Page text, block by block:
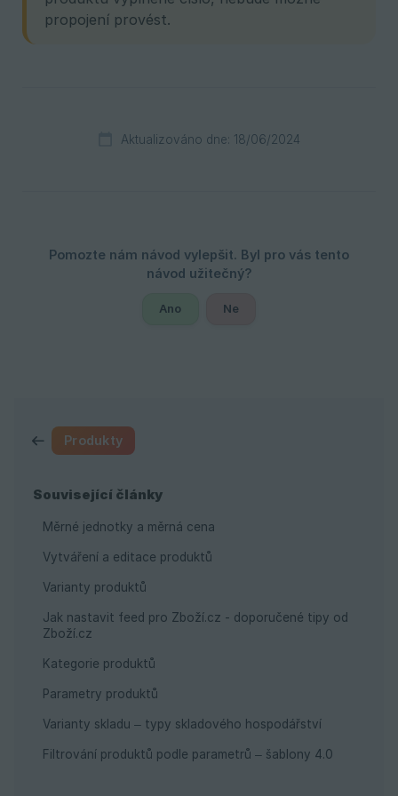
Produkty
Související články
Měrné jednotky a měrná cena
Vytváření a editace produktů
Varianty produktů
Jak nastavit feed pro Zboží.cz - doporučené tipy od
Zboží.cz
Kategorie produktů
Parametry produktů
Varianty skladu – typy skladového hospodářství
Filtrování produktů podle parametrů – šablony 4.0
propojení provést.
Aktualizováno dne: 18/06/2024
Ano Ne